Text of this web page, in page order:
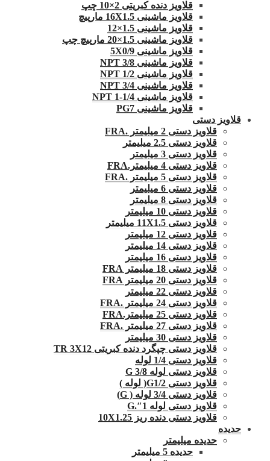
قلاویز دنده کبریتی 2×10 چپ
قلاویز ماشینی 16X1.5 مارپیچ
قلاویز ماشینی 1.5×12
قلاویز ماشینی 1.5×20 مارپیچ چپ
قلاویز ماشینی 5X0/9
قلاویز ماشینی 3/8 NPT
قلاویز ماشینی 1/2 NPT
قلاویز ماشینی 3/4 NPT
قلاویز ماشینی 1/4-1 NPT
قلاویز ماشینی PG7
قلاویز دستی
قلاویز دستی 2 میلیمتر .FRA
قلاویز دستی 2.5 میلیمتر
قلاویز دستی 3 میلیمتر
قلاویز دستی 4 میلیمتر.FRA
قلاویز دستی 5 میلیمتر .FRA
قلاویز دستی 6 میلیمتر
قلاویز دستی 8 میلیمتر
قلاویز دستی 10 میلیمتر
قلاویز دستی 11X1.5 میلیمتر
قلاویز دستی 12 میلیمتر
قلاویز دستی 14 میلیمتر
قلاویز دستی 16 میلیمتر
قلاویز دستی 18 میلیمتر FRA
قلاویز دستی 20 میلیمتر FRA
قلاویز دستی 22 میلیمتر
قلاویز دستی 24 میلیمتر .FRA
قلاویز دستی 25 میلیمتر.FRA
قلاویز دستی 27 میلیمتر .FRA
قلاویز دستی 30 میلیمتر
قلاویز دستی چپگرد دنده کبریتی TR 3X12
قلاویز دستی 1/4 لوله
قلاویز دستی لوله G 3/8
قلاویز دستی G1/2( لوله )
قلاویز دستی 3/4 لوله ( G)
قلاویز دستی لوله 1″.G
قلاویز دستی دنده ریز 10X1.25
حدیده
حدیده میلیمتر
حدیده 5 میلیمتر